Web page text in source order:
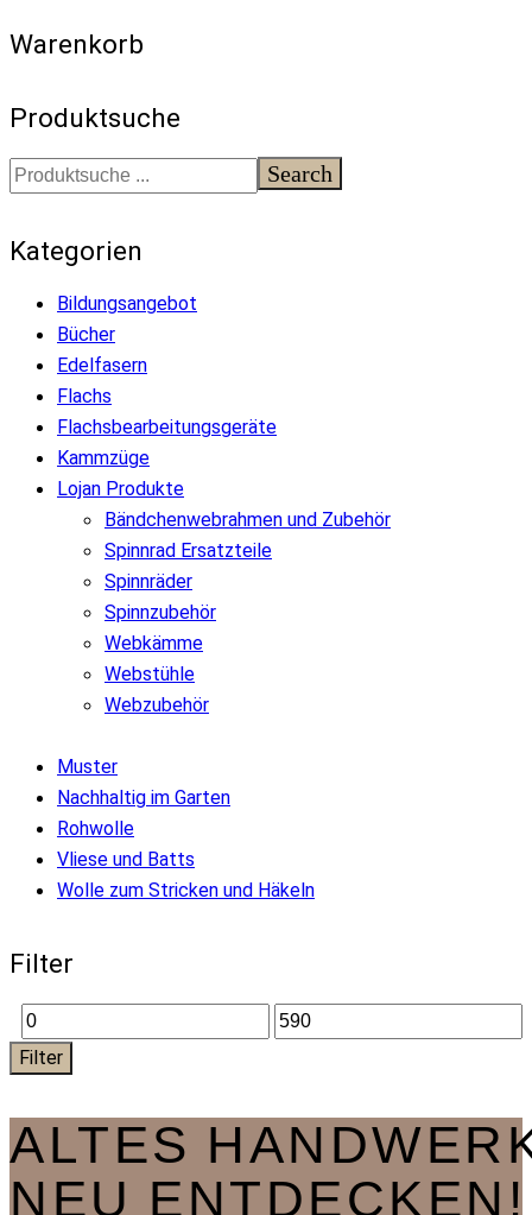
Warenkorb
Produktsuche
Search
Kategorien
Bildungsangebot
Bücher
Edelfasern
Flachs
Flachsbearbeitungsgeräte
Kammzüge
Lojan Produkte
Bändchenwebrahmen und Zubehör
Spinnrad Ersatzteile
Spinnräder
Spinnzubehör
Webkämme
Webstühle
Webzubehör
Muster
Nachhaltig im Garten
Rohwolle
Vliese und Batts
Wolle zum Stricken und Häkeln
Filter
Min.
Preis
Max.
Filter
ALTES
NEU ENTDECKEN!